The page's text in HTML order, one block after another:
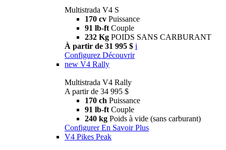
Multistrada V4 S
170 cv Puissance
91 lb-ft Couple
232 Kg POIDS SANS CARBURANT
À partir de 31 995 $ i
Configurez Découvrir
new V4 Rally
Multistrada V4 Rally
A partir de 34 995 $
170 ch Puissance
91 lb-ft Couple
240 kg Poids à vide (sans carburant)
Configurer En Savoir Plus
V4 Pikes Peak